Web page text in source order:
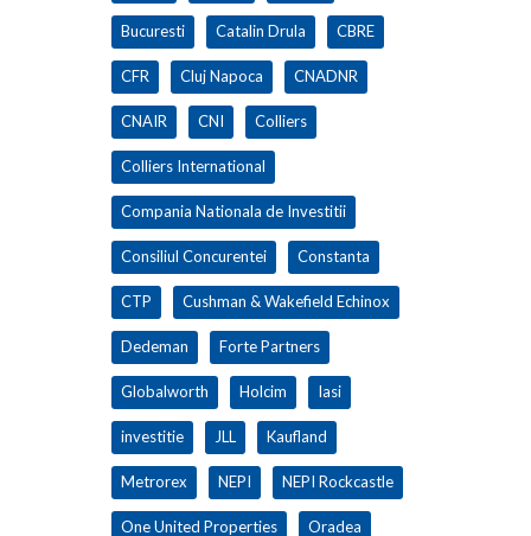
Bucuresti Catalin Drula CBRE
CFR Cluj Napoca CNADNR
CNAIR CNI Colliers
Colliers International
Compania Nationala de Investitii
Consiliul Concurentei Constanta
CTP Cushman & Wakefield Echinox
Dedeman Forte Partners
Globalworth Holcim Iasi
investitie JLL Kaufland
Metrorex NEPI NEPI Rockcastle
One United Properties Oradea